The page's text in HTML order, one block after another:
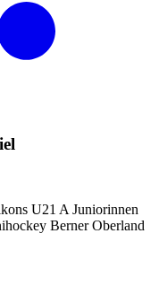
U21 A Juniorinnen
Berner Oberland